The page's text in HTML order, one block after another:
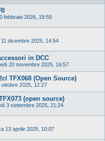
febbraio 2026, 19:59
dicembre 2025, 14:54
in DCC
20 novembre 2025, 16:57
TFX068 (Open Source)
ottobre 2025, 12:27
(open source)
3 settembre 2025, 21:24
13 aprile 2025, 10:07